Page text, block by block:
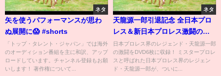
ネタ
矢を使うパフォーマンスが思わ
ぬ展開に😱 #shorts
「トップ・タレント・ジャパン」では海外
のオーディション番組を主に和訳、アップ
ロードしています。チャンネル登録もお願
いします！ 著作権について...
ネタ
天龍源一郎引退記念 全日本プロ
レス＆新日本プロレス激闘の軌
跡 11月15日発売！「DVD予約し
ろよ！」映像
日本プロレス界のレジェンド・天龍源一郎
の激闘をDVD6枚に収録！ ミスタープロレ
スと呼ばれた日本プロレス界のレジェン
ド・天龍源一郎が、ついに...